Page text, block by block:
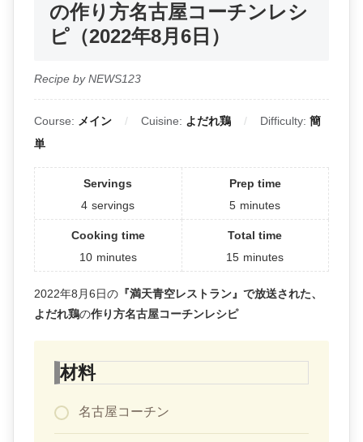
の作り方名古屋コーチンレシ
ピ（2022年8月6日）
Recipe by NEWS123
Course: メイン Cuisine: よだれ鶏 Difficulty: 簡
単
Servings
4 servings
Prep time
5 minutes
Cooking time
10 minutes
Total time
15 minutes
2022年8月6日の 『満天青空レストラン』で放送された、
よだれ鶏の作り方名古屋コーチンレシピ
材料
名古屋コーチン